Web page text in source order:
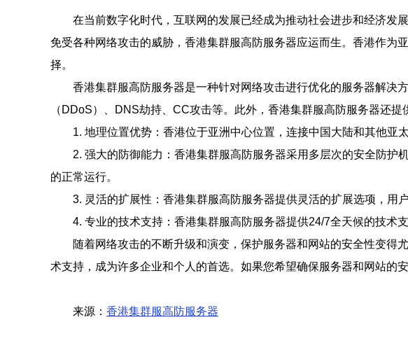
在当前数字化时代，互联网的发展已经成为推动社会进步和经济发
免受各种网络攻击的威胁，香港集群服高防服务器应运而生。香港作
择。
香港集群服高防服务器是一种针对网络攻击进行优化的服务器解决
（DDoS）、DNS劫持、CC攻击等。此外，香港集群服高防服务器还
1. 地理位置优势：香港位于亚洲中心位置，连接中国大陆和其他亚
2. 强大的防御能力：香港集群服高防服务器采用多层次的安全防
的正常运行。
3. 灵活的扩展性：香港集群服高防服务器提供灵活的扩展选项，用
4. 专业的技术支持：香港集群服高防服务器提供24/7全天候的技术
随着网络攻击的不断升级和演变，保护服务器和网站的安全性变
术支持，成为许多企业和个人的首选。如果您希望确保服务器和网站的
来源： 香港集群服高防服务器